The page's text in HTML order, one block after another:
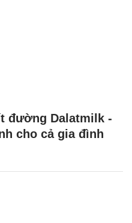
đường Dalatmilk -
cho cả gia đình